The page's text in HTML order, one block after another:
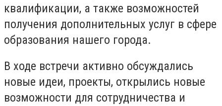
квалификации, а также возможностей
получения дополнительных услуг в сфере
образования нашего города.
В ходе встречи активно обсуждались
новые идеи, проекты, открылись новые
возможности для сотрудничества и